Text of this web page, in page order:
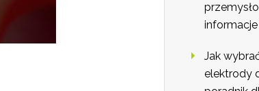
Jak
elektrody